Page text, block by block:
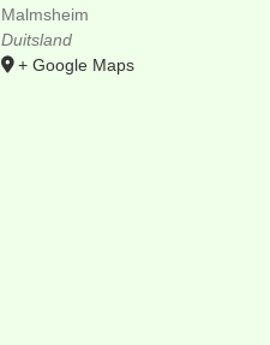
Malmsheim
Duitsland
+ Google Maps